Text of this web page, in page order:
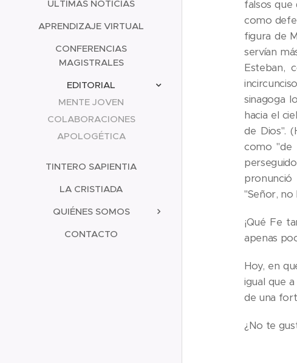
ÚLTIMAS NOTICIAS
APRENDIZAJE VIRTUAL
CONFERENCIAS
MAGISTRALES
EDITORIAL
MENTE JOVEN
COLABORACIONES
APOLOGÉTICA
TINTERO SAPIENTIA
LA CRISTIADA
QUIÉNES SOMOS
CONTACTO
falsos que
como
figura de
servían
Esteban,
sinagoga
hacia el
de Dios".
como "de
pronunció
"Señor, no
¡Qué Fe
apenas
Hoy, en
igual que
de una
¿No te